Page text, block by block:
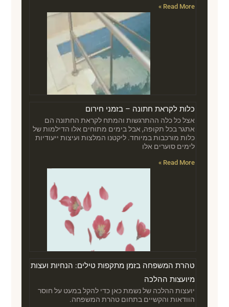
Read More »
כלות לקראת חתונה – בזמני חירום
אצל כל כלה ההתרגשות והמתח לקראת החתונה הם
אתגר בכל תקופה, אבל בימים מתוחים אלו הדילמות של
כלות מורכבות במיוחד. ליקטנו המלצות ועיצות ייעודיות
לימים סוערים אלו
Read More »
טהרת המשפחה בזמן מתקפות טילים: הנחיות ועצות
מיועצות ההלכה
יועצות ההלכה של נשמת כאן כדי להקל במעט על חוסר
הוודאות והקשיים בתחום טהרת המשפחה.